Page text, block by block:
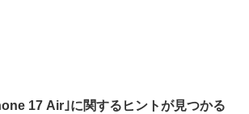
17 Air｣に関するヒントが見つかる